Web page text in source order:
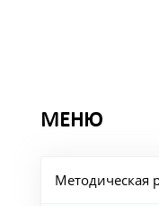
МЕНЮ
Методическая